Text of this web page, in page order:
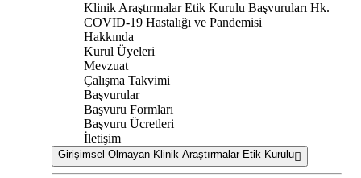
Klinik Araştırmalar Etik Kurulu Başvuruları Hk.
COVID-19 Hastalığı ve Pandemisi
Hakkında
Kurul Üyeleri
Mevzuat
Çalışma Takvimi
Başvurular
Başvuru Formları
Başvuru Ücretleri
İletişim
Girişimsel Olmayan Klinik Araştırmalar Etik Kurulu